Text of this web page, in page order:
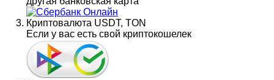
Криптовалюта USDT, TON
Если у вас есть свой криптокошелек